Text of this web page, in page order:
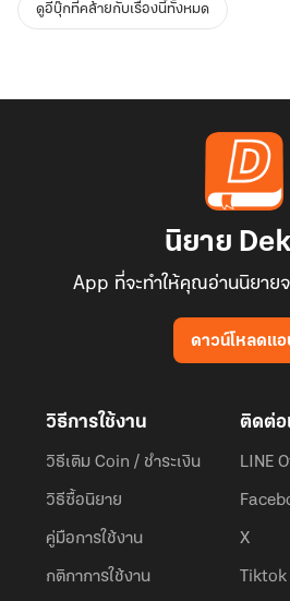
ดูอีบุ๊กที่คล้ายกับเรื่องนี้ทั้งหมด
นิยาย
App ที่จะทำให้คุณอ่านนิยาย
ดาวน์โหลดแอ
วิธีการใช้งาน
วิธีเติม Coin / ชำระเงิน
วิธีซื้อนิยาย
คู่มือการใช้งาน
กติกาการใช้งาน
ติดต่อ
LINE
X
Tiktok